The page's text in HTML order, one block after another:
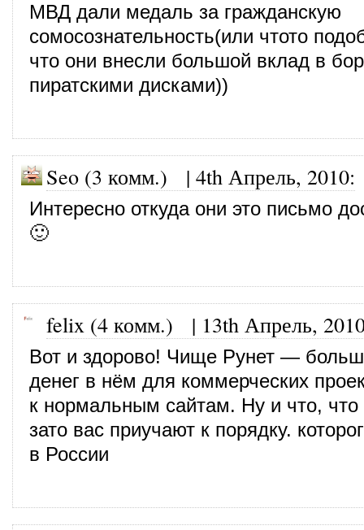
МВД дали медаль за гражданскую
сомосознательность(или чтото
что они внесли большой вклад в
пиратскими дисками))
Seo (3 комм.) | 4th Апрель, 2010:
Интересно откуда они это письмо
🙂
felix (4 комм.) | 13th Апрель,
Вот и здорово! Чище Рунет —
денег в нём для коммерческих
к нормальным сайтам. Ну и что, что
зато вас приучают к порядку.
в России